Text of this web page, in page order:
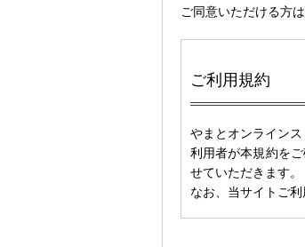
ご同意いただける方
ご利用規約
やまとオンライン
利用者が本規約を
せていただきます。
なお、当サイトご